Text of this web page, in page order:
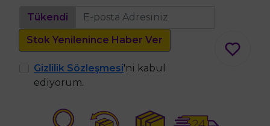
Tükendi
Stok Yenilenince Haber Ver
Gizlilik Sözleşmesi'ni kabul
ediyorum.